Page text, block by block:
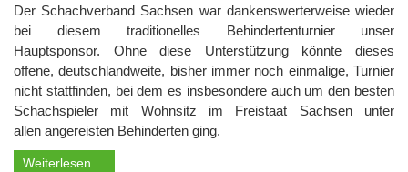
Der Schachverband Sachsen war dankenswerterweise wieder
bei diesem traditionelles Behindertenturnier unser
Hauptsponsor. Ohne diese Unterstützung könnte dieses
offene, deutschlandweite, bisher immer noch einmalige, Turnier
nicht stattfinden, bei dem es insbesondere auch um den besten
Schachspieler mit Wohnsitz im Freistaat Sachsen unter
allen angereisten Behinderten ging.
Weiterlesen ...